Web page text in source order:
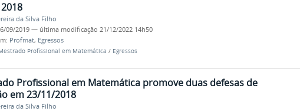
da Silva Filho
09/2019 — última modificação 21/12/2022 14h50
Profmat, Egressos
Profissional em Matemática / Egressos
Profissional em Matemática promove duas defesas de
em 23/11/2018
da Silva Filho